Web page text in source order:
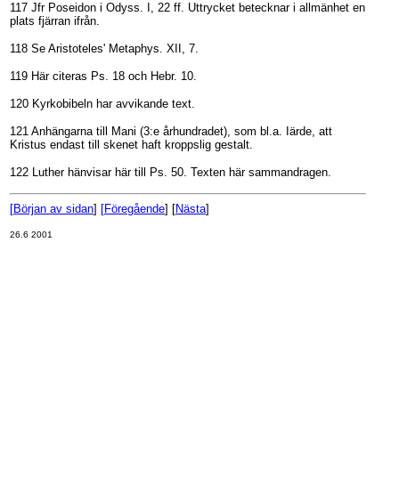
117 Jfr Poseidon i Odyss. I, 22 ff. Uttrycket betecknar i allmänhet en
plats fjärran ifrån.
118 Se Aristoteles' Metaphys. XII, 7.
119 Här citeras Ps. 18 och Hebr. 10.
120 Kyrkobibeln har avvikande text.
121 Anhängarna till Mani (3:e århundradet), som bl.a. Iärde, att
Kristus endast till skenet haft kroppslig gestalt.
122 Luther hänvisar här till Ps. 50. Texten här sammandragen.
[Början av sidan] [Föregående] [Nästa]
26.6 2001